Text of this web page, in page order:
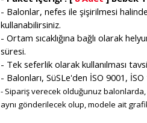
- Balonlar, nefes ile şişirilmesi
kullanabilirsiniz.
- Ortam sıcaklığına bağlı olarak
süresi.
- Tek seferlik olarak kullanılması
- Balonları, SüSLe'den İSO 9001,
- Sipariş verecek olduğunuz balonlarda,
aynı gönderilecek olup, modele ait